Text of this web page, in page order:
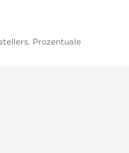
Prozentuale